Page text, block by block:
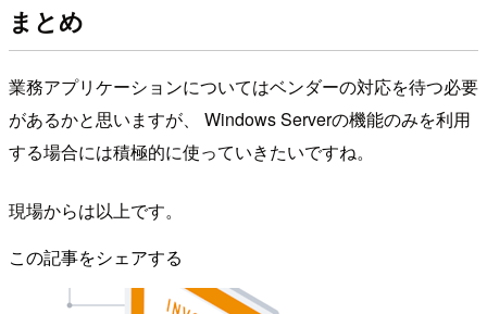
まとめ
業務アプリケーションについてはベンダーの対応を待つ必要
があるかと思いますが、 Windows Serverの機能のみを利用
する場合には積極的に使っていきたいですね。
現場からは以上です。
この記事をシェアする